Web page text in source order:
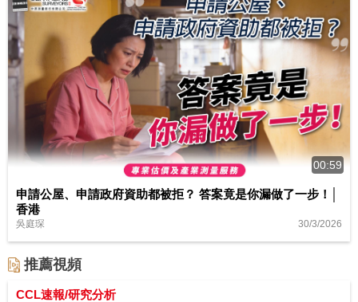
00:59
申請公屋、申請政府資助都被拒？ 答案竟是你漏做了一步！│
香港
吳庭琛 30/3/2026
推薦視頻
CCL速報/研究分析